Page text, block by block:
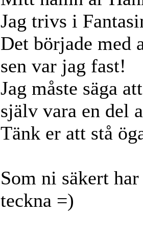
Jag trivs i
Det började med
sen var jag fast!
Jag måste säga
själv vara en del
Tänk er att stå
Som ni säkert
teckna =)